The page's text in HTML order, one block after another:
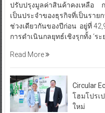
ช่วงเดียวกันของปีก่อน อยู่ที่
การดำเนินกลยุทธ์เชิงรุกทั้ง ‘ระ
Read More
ใหม่
July 5, 2026 0